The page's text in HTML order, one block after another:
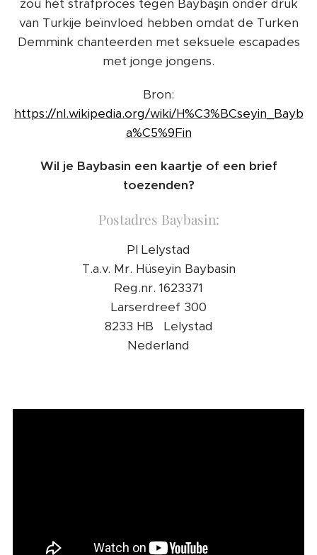
zou het strafproces tegen Baybaşin onder druk
van Turkije beïnvloed hebben omdat de Turken
Demmink chanteerden met seksuele escapades
met jonge jongens.
Bron:
https://nl.wikipedia.org/wiki/H%C3%BCseyin_Bayb
a%C5%9Fin
Wil je Baybasin een kaartje of een brief
toezenden?
Postadres Baybasin:
PI Lelystad
T.a.v. Mr. Hüseyin Baybasin
Reg.nr. 1623371
Larserdreef 300
8233 HB Lelystad
Nederland